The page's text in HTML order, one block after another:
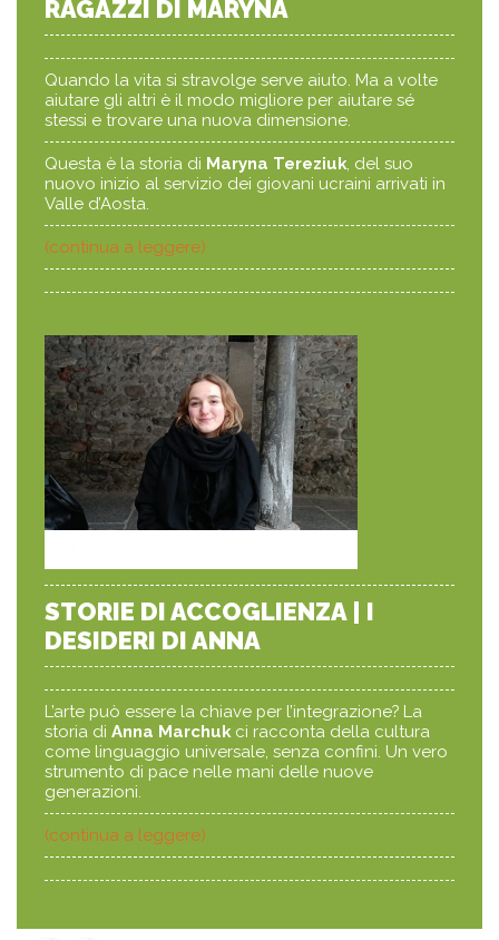
RAGAZZI DI MARYNA
Quando la vita si stravolge serve aiuto. Ma a volte
aiutare gli altri è il modo migliore per aiutare sé
stessi e trovare una nuova dimensione.
Questa è la storia di Maryna Tereziuk, del suo
nuovo inizio al servizio dei giovani ucraini arrivati in
Valle d’Aosta.
(continua a leggere)
STORIE DI ACCOGLIENZA | I
DESIDERI DI ANNA
L’arte può essere la chiave per l’integrazione? La
storia diAnna Marchukci racconta della cultura
come linguaggio universale, senza confini. Un vero
strumento di pace nelle mani delle nuove
generazioni.
(continua a leggere)